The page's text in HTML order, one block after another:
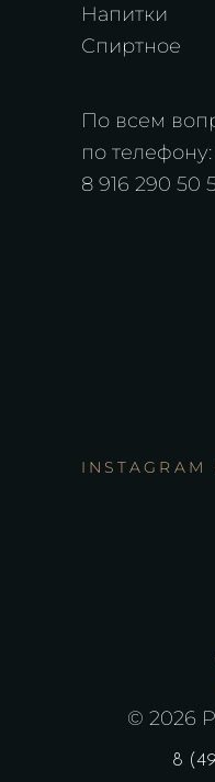
Напитки
Спиртное
По всем
по телефону:
8 916 290 50
INSTAGRAM
© 2026
8